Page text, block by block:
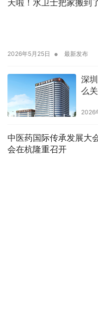
天啦！水卫士把家搬到
2026年5月25日 • 最新发布
深
么
2026
中医药国际传承发展大
会在杭隆重召开